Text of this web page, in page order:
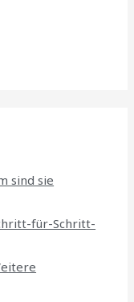
sind sie
für-Schritt-